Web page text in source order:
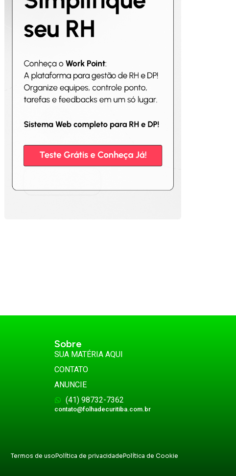
Sobre
SUA MATÉRIA AQUI
CONTATO
ANUNCIE
(41) 98732-7362
contato@folhadecuritiba.com.br
Termos de usoPolítica de privacidadePolítica de Cookie